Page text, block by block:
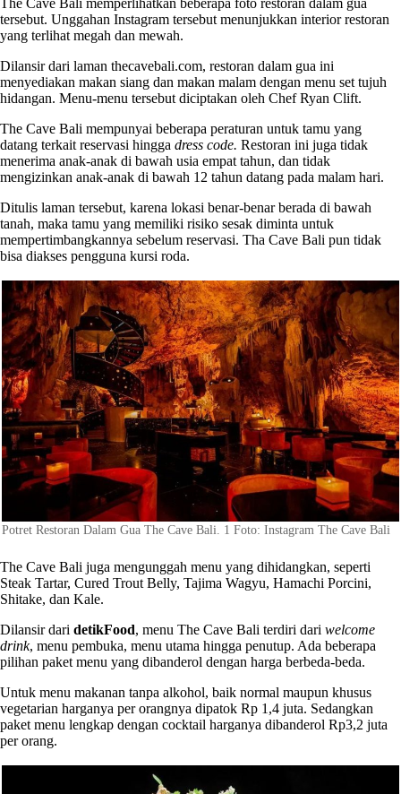
tersebut. Unggahan Instagram tersebut menunjukkan interior restoran
yang terlihat megah dan mewah.
Dilansir dari laman thecavebali.com, restoran dalam gua ini
menyediakan makan siang dan makan malam dengan menu set tujuh
hidangan. Menu-menu tersebut diciptakan oleh Chef Ryan Clift.
The Cave Bali mempunyai beberapa peraturan untuk tamu yang
datang terkait reservasi hingga dress code. Restoran ini juga tidak
menerima anak-anak di bawah usia empat tahun, dan tidak
mengizinkan anak-anak di bawah 12 tahun datang pada malam hari.
Ditulis laman tersebut, karena lokasi benar-benar berada di bawah
tanah, maka tamu yang memiliki risiko sesak diminta untuk
mempertimbangkannya sebelum reservasi. Tha Cave Bali pun tidak
bisa diakses pengguna kursi roda.
Potret Restoran Dalam Gua The Cave Bali. 1 Foto: Instagram The Cave Bali
The Cave Bali juga mengunggah menu yang dihidangkan, seperti
Steak Tartar, Cured Trout Belly, Tajima Wagyu, Hamachi Porcini,
Shitake, dan Kale.
Dilansir dari detikFood, menu The Cave Bali terdiri dari welcome
drink, menu pembuka, menu utama hingga penutup. Ada beberapa
pilihan paket menu yang dibanderol dengan harga berbeda-beda.
Untuk menu makanan tanpa alkohol, baik normal maupun khusus
vegetarian harganya per orangnya dipatok Rp 1,4 juta. Sedangkan
paket menu lengkap dengan cocktail harganya dibanderol Rp3,2 juta
per orang.